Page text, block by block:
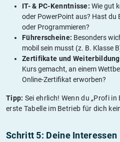
IT- & PC-Kenntnisse: Wie gut
oder PowerPoint aus? Hast
oder Programmieren?
Führerscheine: Besonders
mobil sein musst (z. B. Klasse
Zertifikate und
Kurs gemacht, an einem
Online-Zertifikat erworben?
Tipp: Sei ehrlich! Wenn du „Profi
erste Tabelle im Betrieb für dich
Schritt 5: Deine Interessen